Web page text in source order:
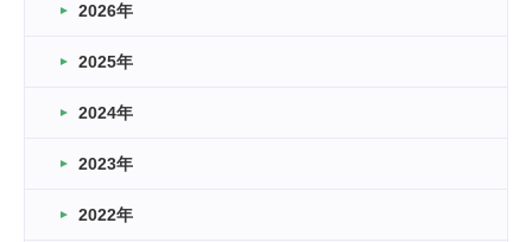
2026.03.16
車いすバスケとRくんのお話
卒業・卒園の季節★
2026.03.11
2026年
2025年
2024年
2023年
2022年